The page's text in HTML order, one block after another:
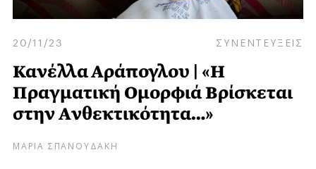
20/11/23 ΣΥΝΕΝΤΕΥΞΕΙΣ
Κανέλλα Αράπογλου | «Η
Πραγματική Ομορφιά Bρίσκεται
στην Aνθεκτικότητα…»
ΜΑΡΙΑ ΣΠΑΝΟΥΔΑΚΗ